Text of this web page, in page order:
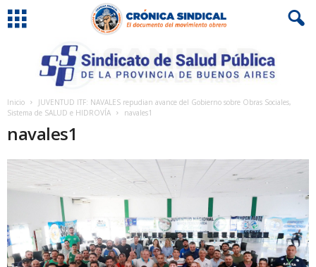
Inicio
JUVENTUD ITF: NAVALES repudian avance del Gobierno sobre Obras Sociales,
Sistema de SALUD e HIDROVÍA
navales1
navales1